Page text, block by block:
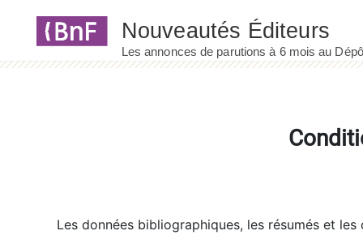
Les données bibliographiques, les résumés et